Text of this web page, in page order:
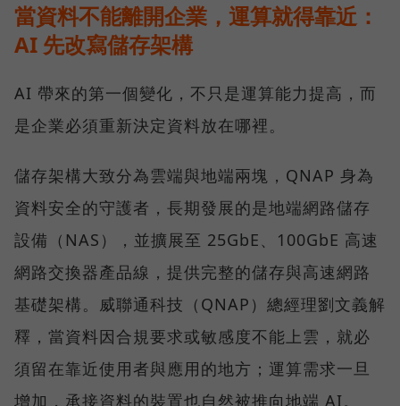
當資料不能離開企業，運算就得靠近：
AI 先改寫儲存架構
AI 帶來的第一個變化，不只是運算能力提高，而
是企業必須重新決定資料放在哪裡。
儲存架構大致分為雲端與地端兩塊，QNAP 身為
資料安全的守護者，長期發展的是地端網路儲存
設備（NAS），並擴展至 25GbE、100GbE 高速
網路交換器產品線，提供完整的儲存與高速網路
基礎架構。威聯通科技（QNAP）總經理劉文義解
釋，當資料因合規要求或敏感度不能上雲，就必
須留在靠近使用者與應用的地方；運算需求一旦
增加，承接資料的裝置也自然被推向地端 AI。